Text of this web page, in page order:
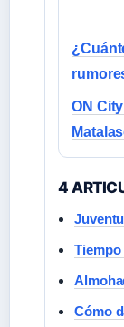
ON
4
Cómo